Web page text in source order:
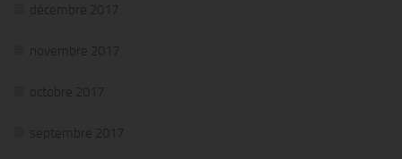
décembre 2017
novembre 2017
octobre 2017
septembre 2017